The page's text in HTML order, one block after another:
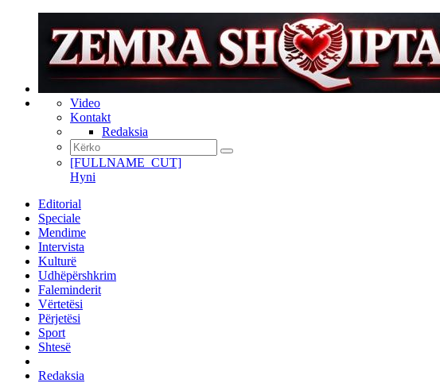
Video
Kontakt
Redaksia
[FULLNAME_CUT]
Hyni
Editorial
Speciale
Mendime
Intervista
Kulturë
Udhëpërshkrim
Faleminderit
Vërtetësi
Përjetësi
Sport
Shtesë
Redaksia